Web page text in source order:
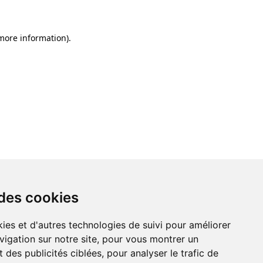
cookies
et d'autres technologies de suivi pour améliorer
sur notre site, pour vous montrer un
des publicités ciblées, pour analyser le trafic de
information).